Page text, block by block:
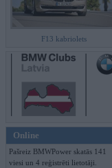
F13 kabriolets
Online
Pašreiz BMWPower skatās 141
viesi un 4 reģistrēti lietotāji.